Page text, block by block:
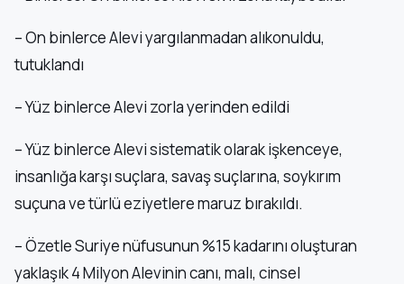
– On binlerce Alevi yargılanmadan alıkonuldu,
tutuklandı
– Yüz binlerce Alevi zorla yerinden edildi
– Yüz binlerce Alevi sistematik olarak işkenceye,
insanlığa karşı suçlara, savaş suçlarına, soykırım
suçuna ve türlü eziyetlere maruz bırakıldı.
– Özetle Suriye nüfusunun %15 kadarını oluşturan
yaklaşık 4 Milyon Alevinin canı, malı, cinsel